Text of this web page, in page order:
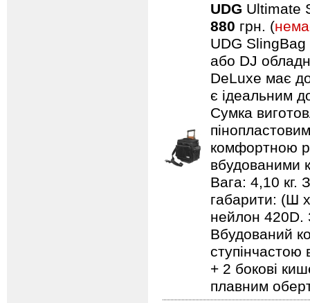
UDG Ultimate
880 грн. (
UDG
або DJ
DeLuxe має
є ідеальним
Сумка
комфортною
вбудованими
Вага: 4,10 кг.
габарити: (Ш
нейлон 420D.
Вбудований
+ 2 бокові
плавним